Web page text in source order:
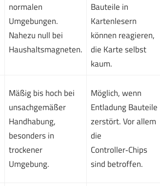
normalen
Umgebungen.
Nahezu null bei
Haushaltsmagneten.
Bauteile in
Kartenlesern
können reagieren,
die Karte selbst
kaum.
Mäßig bis hoch bei
unsachgemäßer
Handhabung,
besonders in
trockener
Umgebung.
Möglich, wenn
Entladung Bauteile
zerstört. Vor allem
die
Controller‑Chips
sind betroffen.